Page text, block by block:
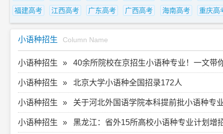
福建高考
江西高考 广东高考 广西高考 海南高考 重庆高
小语种招生 Column Name
小语种招生 40余所院校在京招生小语种专业！一文带
小语种招生 北京大学小语种全国招录172人
小语种招生 关于河北外国语学院本科提前批小语种专
小语种招生 黑龙江：省外15所高校小语种专业计划增